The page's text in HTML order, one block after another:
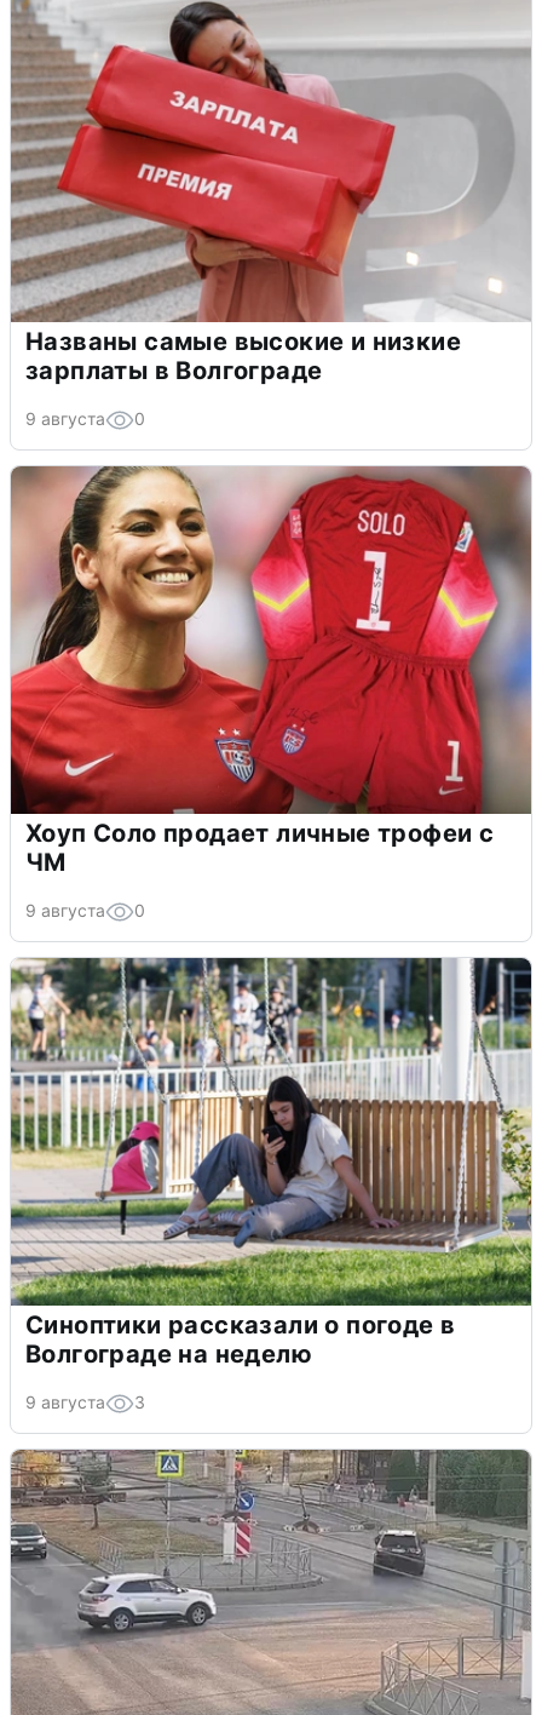
Названы самые высокие и низкие
зарплаты в Волгограде
9 августа 0
Хоуп Соло продает личные трофеи с
ЧМ
9 августа 0
Синоптики рассказали о погоде в
Волгограде на неделю
9 августа 3